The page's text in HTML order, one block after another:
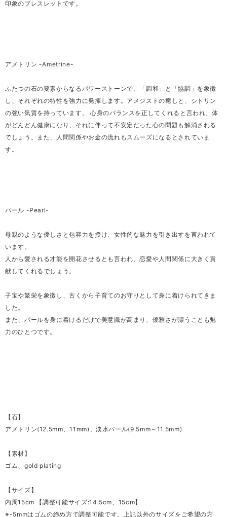
印象のブレスレットです。
アメトリン -Ametrine-
ふたつの石の要素からなるパワーストーンで、「調和」と「協調」を象徴
し、それぞれの特性を強力に発揮します。アメジストの癒しと、シトリン
の強い気質を持っています。 心身のバランスを正してくれると言われ、体
がどんどん健康になり、それに伴って不安定だった心の問題も解消される
でしょう。また、人間関係やお金の流れもスムーズになるとされていま
す。
パール -Pearl-
母親のような優しさと包容力を授け、女性的な魅力を引き出すを言われて
います。
人から愛される才能を開花させるとも言われ、恋愛や人間関係に大きく貢
献してくれるでしょう。
子宝や繁栄を象徴し、古くから子育てのお守りとして身に着けられてきま
した。
また、パールを身に着けるだけで美意識が高まり、優雅さが漂うことも魅
力のひとつです。
【石】
アメトリン(12.5mm、11mm)、淡水パール(9.5mm～11.5mm)
【素材】
ゴム、gold plating
【サイズ】
内周15cm 【調整可能サイズ:14.5cm、15cm】
※-5mmはゴムの締め方で調整可能です。上記以外のサイズをご希望の方